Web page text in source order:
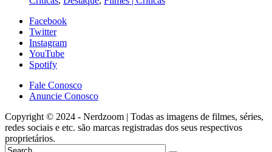
Facebook
Twitter
Instagram
YouTube
Spotify
Fale Conosco
Anuncie Conosco
Copyright © 2024 - Nerdzoom | Todas as imagens de filmes, séries,
redes sociais e etc. são marcas registradas dos seus respectivos
proprietários.